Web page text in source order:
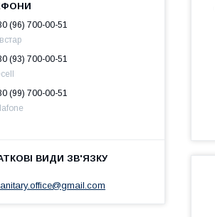
(96) 700-00-51
(93) 700-00-51
(99) 700-00-51